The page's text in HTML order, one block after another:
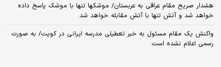
هشدار صریح مقام عراقی به عربستان/ موشکها تنها با موشک پاسخ داده
خواهد شد و آتش تنها با آتش مقابله خواهد شد
واکنش یک مقام مسئول به خبر تعطیلی مدرسه ایرانی در کویت/ به صورت
رسمی اعلام نشده است